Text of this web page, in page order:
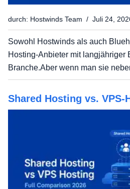
durch: Hostwinds Team / Juli 24,
Sowohl Hostwinds als auch
Hosting-Anbieter mit langjähriger
Branche.Aber wenn man sie
vergleicht, worauf es wirklich
Support, Preise, Leistung und
Shared Hosting vs. VPS-
Vollständiger Vergleich